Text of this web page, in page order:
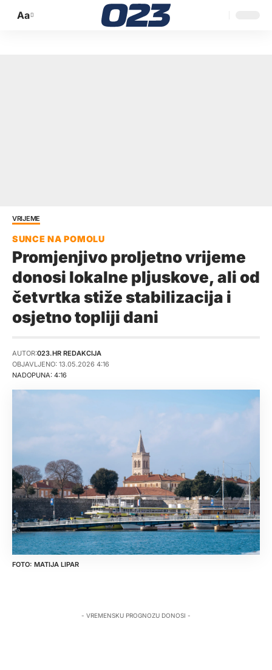
Promijeni
Aa
VRIJEME
Promjenjivo proljetno vrijeme
donosi lokalne pljuskove, ali od
četvrtka stiže stabilizacija i
osjetno topliji dani
NADOPUNA: 4:16
AUTOR:023.HR REDAKCIJA
OBJAVLJENO: 13.05.2026 4:16
MATIJA LIPAR
- VREMENSKU PROGNOZU DONOSI -